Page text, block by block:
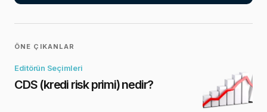
ÖNE ÇIKANLAR
Editörün Seçimleri
CDS (kredi risk primi) nedir?